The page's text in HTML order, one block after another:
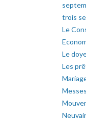
trois
Le
Le
Les
Messes